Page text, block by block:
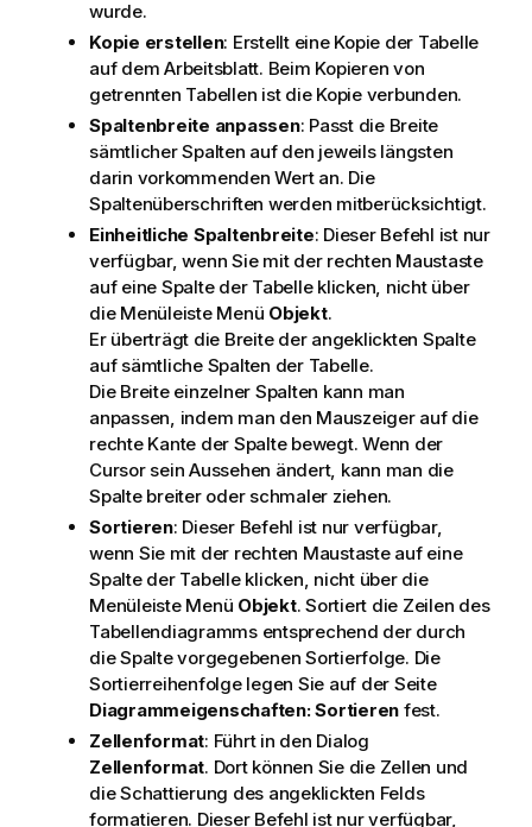
wurde.
Kopie erstellen: Erstellt eine Kopie der Tabelle
auf dem Arbeitsblatt. Beim Kopieren von
getrennten Tabellen ist die Kopie verbunden.
Spaltenbreite anpassen: Passt die Breite
sämtlicher Spalten auf den jeweils längsten
darin vorkommenden Wert an. Die
Spaltenüberschriften werden mitberücksichtigt.
Einheitliche Spaltenbreite: Dieser Befehl ist nur
verfügbar, wenn Sie mit der rechten Maustaste
auf eine Spalte der Tabelle klicken, nicht über
die Menüleiste Menü Objekt.
Er überträgt die Breite der angeklickten Spalte
auf sämtliche Spalten der Tabelle.
Die Breite einzelner Spalten kann man
anpassen, indem man den Mauszeiger auf die
rechte Kante der Spalte bewegt. Wenn der
Cursor sein Aussehen ändert, kann man die
Spalte breiter oder schmaler ziehen.
Sortieren: Dieser Befehl ist nur verfügbar,
wenn Sie mit der rechten Maustaste auf eine
Spalte der Tabelle klicken, nicht über die
Menüleiste Menü Objekt. Sortiert die Zeilen des
Tabellendiagramms entsprechend der durch
die Spalte vorgegebenen Sortierfolge. Die
Sortierreihenfolge legen Sie auf der Seite
Diagrammeigenschaften: Sortieren fest.
Zellenformat: Führt in den Dialog
Zellenformat. Dort können Sie die Zellen und
die Schattierung des angeklickten Felds
formatieren. Dieser Befehl ist nur verfügbar,